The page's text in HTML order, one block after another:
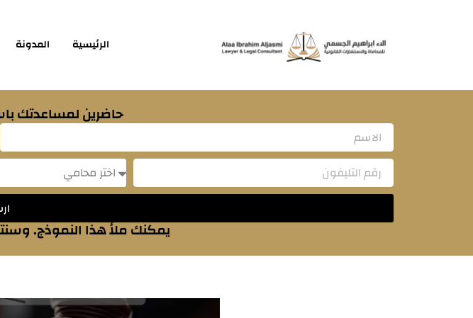
الرئيسية المدونة
حاضرين لمساعدتك
Message
يمكنك ملأ هذا النموذج.